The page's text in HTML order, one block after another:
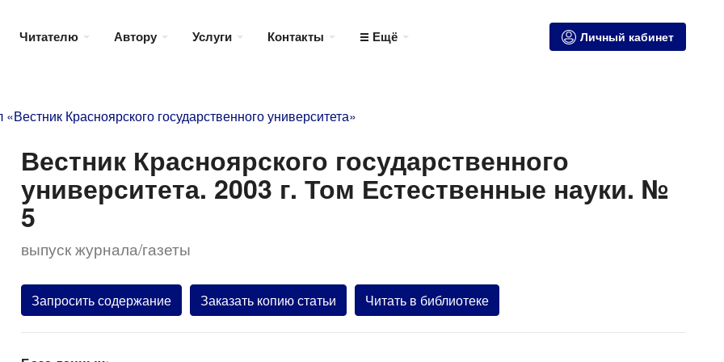
Читателю Автору Услуги Контакты Ещё Личный кабинет
Красноярского государственного университета»
Вестник Красноярского государственного
университета. 2003 г. Том Естественные науки. №
5
выпуск журнала/газеты
Запросить содержание Заказать копию статьи Читать в библиотеке